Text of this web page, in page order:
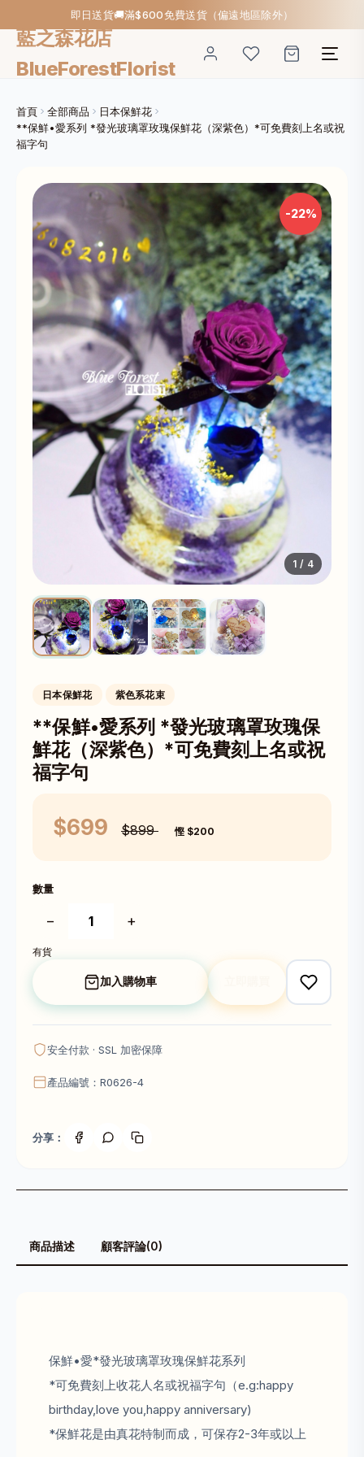
即日送貨🚚滿$600免費送貨（偏遠地區除外）
藍之森花店
BlueForestFlorist
首頁 全部商品
日本保鮮花
**保鮮•愛系列 *發光玻璃罩玫瑰保鮮花（深紫色）*可免費刻上名或祝
福字句
-22%
1 / 4
日本保鮮花 紫色系花束
**保鮮•愛系列 *發光玻璃罩玫瑰保
鮮花（深紫色）*可免費刻上名或祝
福字句
$699 $899 慳 $200
數量
− +
有貨
加入購物車
安全付款 · SSL 加密保障
產品編號：R0626-4
分享：
商品描述 顧客評論(0)
保鮮•愛*發光玻璃罩玫瑰保鮮花系列
*可免費刻上收花人名或祝福字句（e.g:happy
birthday,love you,happy anniversary)
*保鮮花是由真花特制而成，可保存2-3年或以上